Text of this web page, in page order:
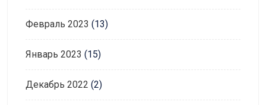
Февраль 2023 (13)
Январь 2023 (15)
Декабрь 2022 (2)